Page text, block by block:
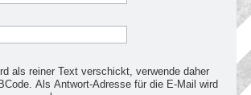
als reiner Text verschickt, verwende daher
Als Antwort-Adresse für die E-Mail wird